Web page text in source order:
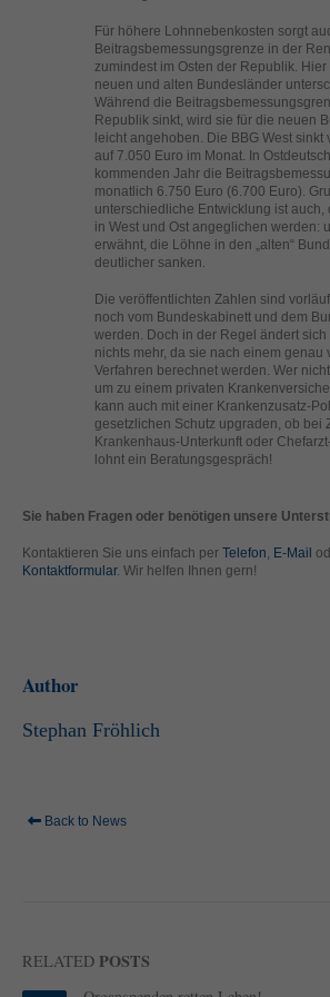
Für höhere Lohnnebenkosten sorgt
Beitragsbemessungsgrenze in der
zumindest im Osten der Republik. Hier
neuen und alten Bundesländer
Während die
Republik sinkt, wird sie für die neuen
leicht angehoben. Die BBG West sinkt
auf 7.050 Euro im Monat. In
kommenden Jahr die
monatlich 6.750 Euro (6.700 Euro).
unterschiedliche Entwicklung ist auch,
in West und Ost angeglichen werden:
erwähnt, die Löhne in den „alten“
deutlicher sanken.
Die veröffentlichten Zahlen sind
noch vom Bundeskabinett und dem
werden. Doch in der Regel ändert
nichts mehr, da sie nach einem genau
Verfahren berechnet werden. Wer
um zu einem privaten
kann auch mit einer Krankenzusatz-
gesetzlichen Schutz upgraden, ob bei
Krankenhaus-Unterkunft oder
lohnt ein Beratungsgespräch!
Sie haben Fragen oder benötigen unsere
Kontaktieren Sie uns einfach per Telefon, E-Mail
Kontaktformular. Wir helfen Ihnen gern!
Author
Stephan Fröhlich
Back to News
RELATED POSTS
Personenbezogene Daten können
Adressen), z. B. für personalisierte
Anzeigen- und Inhaltsmessung. Weitere
Verwendung Ihrer Daten finden Sie in
Datenschutzerklärung.
Hier finden Sie eine Übersicht über alle
können Ihre Einwilligung zu ganzen
weitere Informationen anzeigen lassen und
Cookies auswählen.
Alle akzeptieren
Datenschutzeinstellungen
Essenziell (1)
Essenzielle Cookies ermöglichen grundlegende
die einwandfreie Funktion der Website erforderlich.
Cookie-Informationen
Externe Medien (2)
standardmäßig blockiert. Wenn Cookies von
mehr.